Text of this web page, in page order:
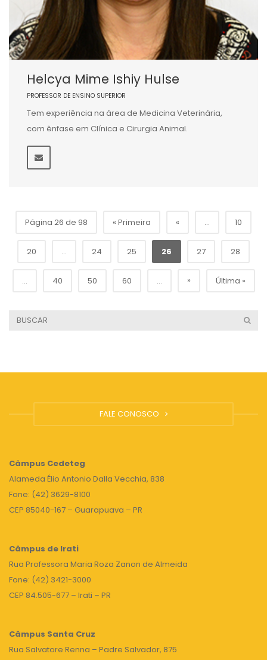
Helcya Mime Ishiy Hulse
PROFESSOR DE ENSINO SUPERIOR
Tem experiência na área de Medicina Veterinária,
com ênfase em Clínica e Cirurgia Animal.
Página 26 de 98 « Primeira « ... 10
20 ... 24 25 26 27 28
... 40 50 60 ... » Última »
FALE CONOSCO
Câmpus Cedeteg
Alameda Élio Antonio Dalla Vecchia, 838
Fone: (42) 3629-8100
CEP 85040-167 – Guarapuava – PR
Câmpus de Irati
Rua Professora Maria Roza Zanon de Almeida
Fone: (42) 3421-3000
CEP 84.505-677 – Irati – PR
Câmpus Santa Cruz
Rua Salvatore Renna – Padre Salvador, 875